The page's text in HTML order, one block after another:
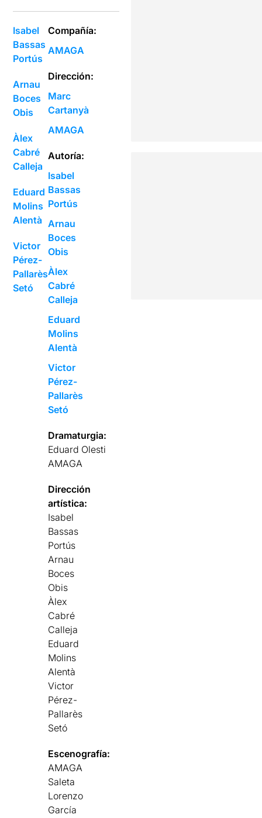
Isabel
Bassas
Portús
Arnau
Boces
Obis
Àlex
Cabré
Calleja
Eduard
Molins
Alentà
Victor
Pérez-
Pallarès
Setó
Compañía:
AMAGA
Dirección:
Marc
Cartanyà
AMAGA
Autoría:
Isabel
Bassas
Portús
Arnau
Boces
Obis
Àlex
Cabré
Calleja
Eduard
Molins
Alentà
Victor
Pérez-
Pallarès
Setó
Dramaturgia:
Eduard Olesti
AMAGA
Dirección
artística:
Isabel
Bassas
Portús
Arnau
Boces
Obis
Àlex
Cabré
Calleja
Eduard
Molins
Alentà
Victor
Pérez-
Pallarès
Setó
Escenografía:
AMAGA
Saleta
Lorenzo
García